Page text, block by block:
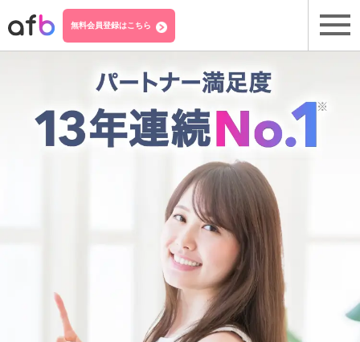
無料会員登録はこちら